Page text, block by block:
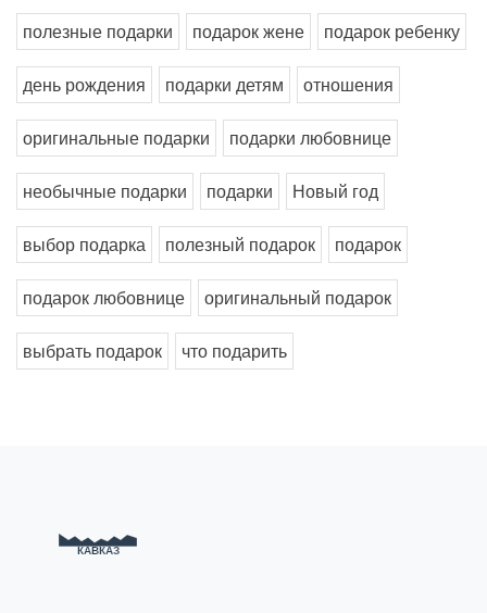
полезные подарки подарок жене подарок ребенку
день рождения подарки детям отношения
оригинальные подарки подарки любовнице
необычные подарки подарки Новый год
выбор подарка полезный подарок подарок
подарок любовнице оригинальный подарок
выбрать подарок что подарить